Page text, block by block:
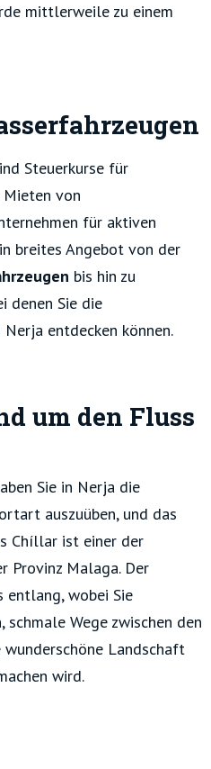
mittlerweile zu einem
Steuerkurse für
Mieten von
für aktiven
breites Angebot von der
bis hin zu
denen Sie die
entdecken können.
um den Fluss
Sie in Nerja die
auszuüben, und das
Chíllar ist einer der
Provinz Malaga. Der
entlang, wobei Sie
schmale Wege zwischen den
Landschaft
wird.